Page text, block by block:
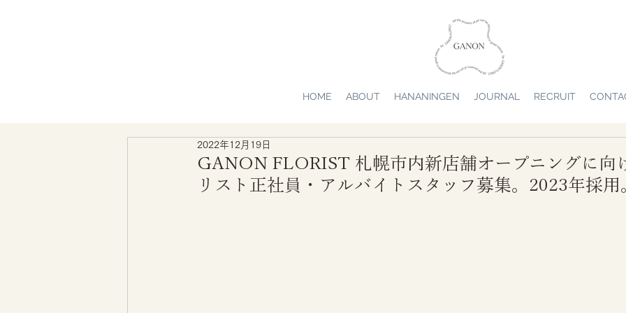
HOME ABOUT HANANINGEN JOURNAL RECRUIT
GANON FLORIST 札幌市内新店舗オープニングに向
リスト正社員・アルバイトスタッフ募集。2023年採用
2022年12月19日